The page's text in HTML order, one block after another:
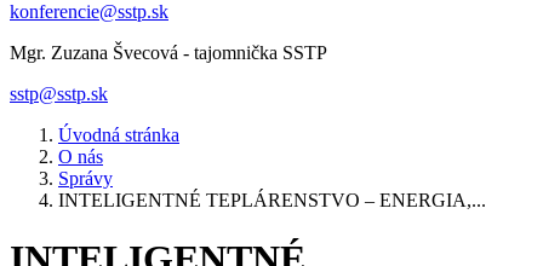
konferencie@sstp.sk
Mgr. Zuzana Švecová - tajomnička SSTP
sstp@sstp.sk
Úvodná stránka
O nás
Správy
INTELIGENTNÉ TEPLÁRENSTVO – ENERGIA,...